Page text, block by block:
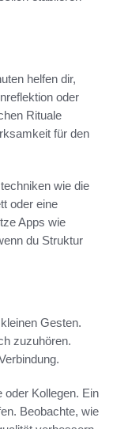
helfen dir,
oder
Rituale
für den
wie die
oder eine
Apps wie
du Struktur
Gesten.
zuzuhören.
oder Kollegen. Ein
Beobachte, wie